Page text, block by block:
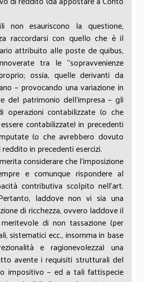
non esauriscono la questione,
raccordarsi con quello che è il
attribuito alle poste de quibus,
tra le “sopravvenienze
ossia, quelle derivanti da
– provocando una variazione in
del patrimonio dell’impresa – gli
contabilizzate (o che
contabilizzate) in precedenti
(o che avrebbero dovuto
in precedenti esercizi.
considerare che l’imposizione
e comunque rispondere al
contributiva scolpito nell’art.
laddove non vi sia una
di ricchezza, ovvero laddove il
di non tassazione (per
sistematici ecc., insomma in base
e ragionevolezza) una
avente i requisiti strutturali del
impositivo – ed a tali fattispecie